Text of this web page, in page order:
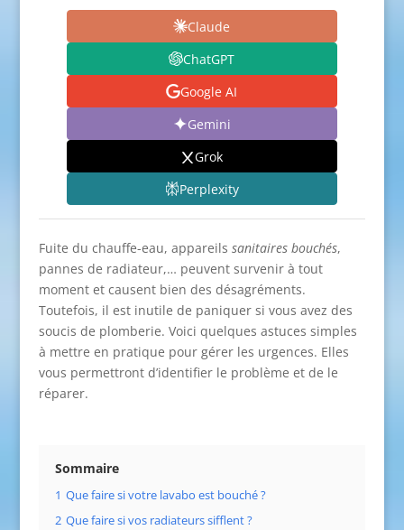
Claude
ChatGPT
Google AI
Gemini
Grok
Perplexity
Fuite du chauffe-eau, appareils sanitaires bouchés,
pannes de radiateur,… peuvent survenir à tout
moment et causent bien des désagréments.
Toutefois, il est inutile de paniquer si vous avez des
soucis de plomberie. Voici quelques astuces simples
à mettre en pratique pour gérer les urgences. Elles
vous permettront d’identifier le problème et de le
réparer.
Sommaire
1 Que faire si votre lavabo est bouché ?
2 Que faire si vos radiateurs sifflent ?